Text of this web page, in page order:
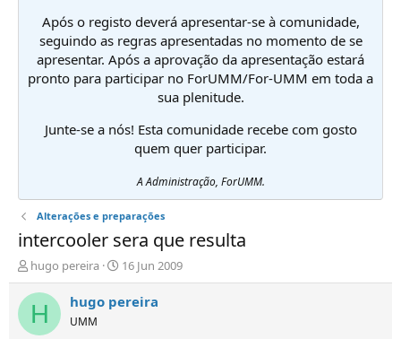
Após o registo deverá apresentar-se à comunidade,
seguindo as regras apresentadas no momento de se
apresentar. Após a aprovação da apresentação estará
pronto para participar no ForUMM/For-UMM em toda a
sua plenitude.
Junte-se a nós! Esta comunidade recebe com gosto
quem quer participar.
A Administração, ForUMM.
Alterações e preparações
intercooler sera que resulta
I
n
i
i
hugo pereira
D
a
t
16 Jun 2009
H hugo pereira
UMM